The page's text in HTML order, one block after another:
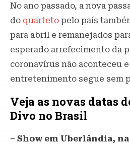
No ano passado, a nova
do quarteto pelo país
para abril e remanejados
esperado arrefecimento da
coronavírus não aconteceu
entretenimento segue sem
Veja as novas datas
Divo no Brasil
– Show em Uberlândia, na